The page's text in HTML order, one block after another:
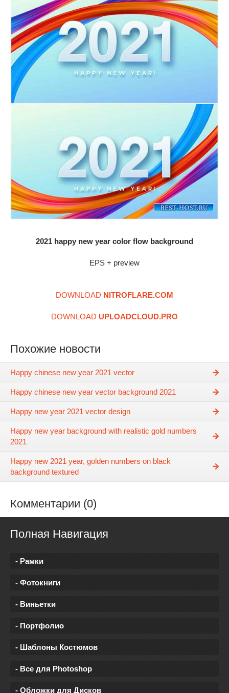
2021 happy new year color flow background
EPS + preview
DOWNLOAD NITROFLARE.COM
DOWNLOAD UPLOADCLOUD.PRO
Похожие новости
Happy chinese new year 2021 vector
Happy chinese new year vector background 2021
Happy new year 2021 vector design
Happy new year background with realistic gold numbers
2021
Happy new 2021 year, golden numbers on black
background textured
Комментарии (0)
Полная Навигация
- Рамки
- Фотокниги
- Виньетки
- Портфолио
- Шаблоны Костюмов
- Все для Photoshop
- Обложки для Дисков